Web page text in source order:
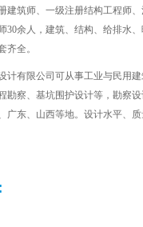
建筑师、一级注册结构工程师
30余人，建筑、结构、给排水
齐全。
计有限公司可从事工业与民用
勘察、基坑围护设计等，勘察设
广东、山西等地。设计水平、